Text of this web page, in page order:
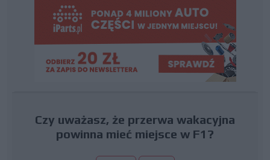
Czy uważasz, że przerwa wakacyjna
powinna mieć miejsce w F1?